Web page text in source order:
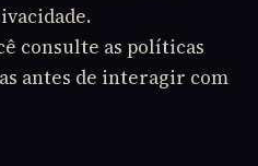
consulte as políticas
antes de interagir com